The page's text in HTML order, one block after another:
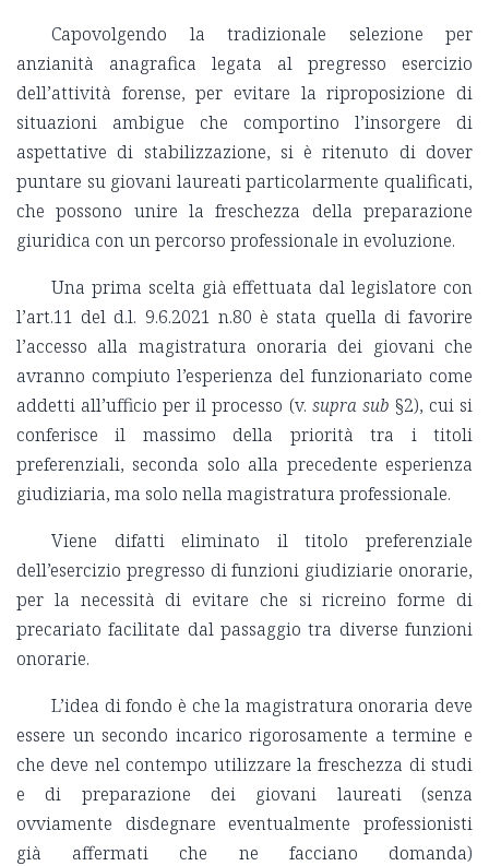
Capovolgendo la tradizionale selezione per
anzianità anagrafica legata al pregresso esercizio
dell’attività forense, per evitare la riproposizione di
situazioni ambigue che comportino l’insorgere di
aspettative di stabilizzazione, si è ritenuto di dover
puntare su giovani laureati particolarmente qualificati,
che possono unire la freschezza della preparazione
giuridica con un percorso professionale in evoluzione.
Una prima scelta già effettuata dal legislatore con
l’art.11 del d.l. 9.6.2021 n.80 è stata quella di favorire
l’accesso alla magistratura onoraria dei giovani che
avranno compiuto l’esperienza del funzionariato come
addetti all’ufficio per il processo (v. supra sub§2), cui si
conferisce il massimo della priorità tra i titoli
preferenziali, seconda solo alla precedente esperienza
giudiziaria, ma solo nella magistratura professionale.
Viene difatti eliminato il titolo preferenziale
dell’esercizio pregresso di funzioni giudiziarie onorarie,
per la necessità di evitare che si ricreino forme di
precariato facilitate dal passaggio tra diverse funzioni
onorarie.
L’idea di fondo è che la magistratura onoraria deve
essere un secondo incarico rigorosamente a termine e
che deve nel contempo utilizzare la freschezza di studi
e di preparazione dei giovani laureati (senza
ovviamente disdegnare eventualmente professionisti
già affermati che ne facciano domanda)